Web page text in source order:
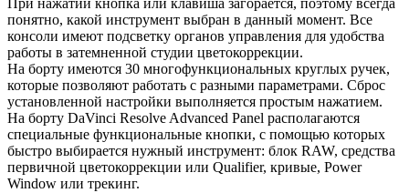
При нажатии кнопка или клавиша загорается, поэтому всегда
понятно, какой инструмент выбран в данный момент. Все
консоли имеют подсветку органов управления для удобства
работы в затемненной студии цветокоррекции.
На борту имеются 30 многофункциональных круглых ручек,
которые позволяют работать с разными параметрами. Сброс
установленной настройки выполняется простым нажатием.
На борту DaVinci Resolve Advanced Panel располагаются
специальные функциональные кнопки, с помощью которых
быстро выбирается нужный инструмент: блок RAW, средства
первичной цветокоррекции или Qualifier, кривые, Power
Window или трекинг.